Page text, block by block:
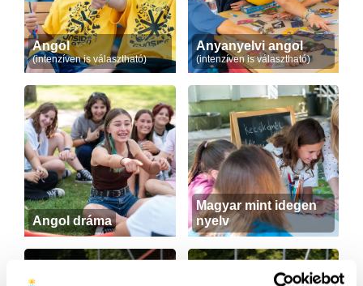
Angol
(intenzíven is választható)
Anyanyelvi angol
(intenzíven is választható)
Angol dráma
Magyar mint idegen
nyelv